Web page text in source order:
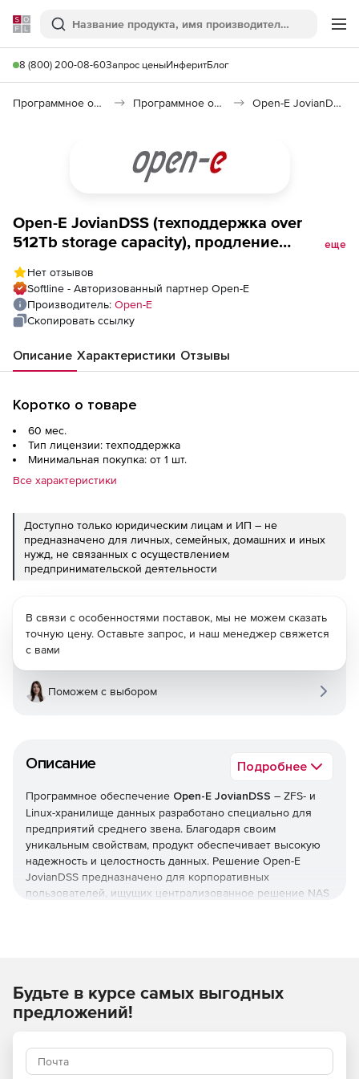
Softline
Поиск
8 (800) 200-08-60Запрос ценыИнферитБлог
Программное обеспечение для работы с файлами и дисками Программное обеспечение для восстановления данных Open-E JovianDSS
Open-E JovianDSS (техподдержка over
512Tb storage capacity), продление
еще
Нет отзывов
Softline - Авторизованный партнер Open-E
Производитель: Open-E
Скопировать ссылку
Описание Характеристики Отзывы
Коротко о товаре
60 мес.
Тип лицензии: техподдержка
Минимальная покупка: от 1 шт.
Все характеристики
Доступно только юридическим лицам и ИП – не
предназначено для личных, семейных, домашних и иных
нужд, не связанных с осуществлением
предпринимательской деятельности
Описание Подробнее
Программное обеспечение Open-E JovianDSS – ZFS- и
Linux-хранилище данных разработано специально для
предприятий среднего звена. Благодаря своим
уникальным свойствам, продукт обеспечивает высокую
надежность и целостность данных. Решение Open-E
JovianDSS предназначено для корпоративных
пользователей, ищущих централизованное решение NAS
обеспечить неограниченные возможности для
архитектуры сред хранения. Решение реализовывает
любое требование хранения: организация хранилища в
кластера данных.
В связи с особенностями поставок, мы не можем сказать
точную цену. Оставьте запрос, и наш менеджер свяжется
с вами
Поможем с выбором
Будьте в курсе самых выгодных
предложений!